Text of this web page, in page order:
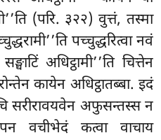
(परि. ३२२) वुत्तं, तस्मा
पच्चुद्धरित्वा नवं
अधिट्ठामी’’ति चित्तेन
कायेन अधिट्ठातब्बा. इदं
सरीरावयवेन अफुसन्तस्स न
पन वचीभेदं कत्वा वाचाय